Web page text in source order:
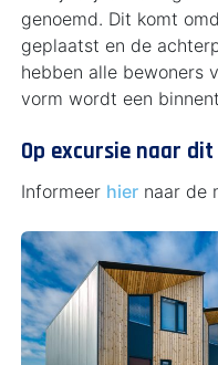
genoemd. Dit komt
geplaatst en de
hebben alle bewoners
vorm wordt een
Op excursie naar
Informeer hier naar de